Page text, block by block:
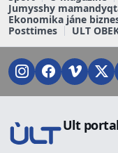
Jumysshy
Ekonomika jáne
Posttimes
ULT
Ult